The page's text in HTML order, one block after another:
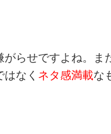
らせですよね。ま
なく ネタ感満載な